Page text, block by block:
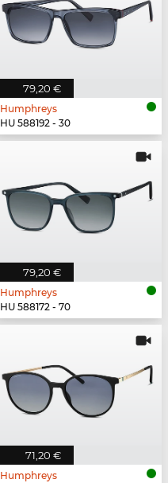
79,20 €
Humphreys
HU 588192 - 30
79,20 €
Humphreys
HU 588172 - 70
71,20 €
Humphreys